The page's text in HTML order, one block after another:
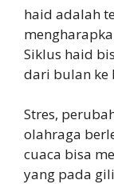
haid adalah
Siklus haid
dari bulan ke
Stres,
olahraga
cuaca bisa
yang pada